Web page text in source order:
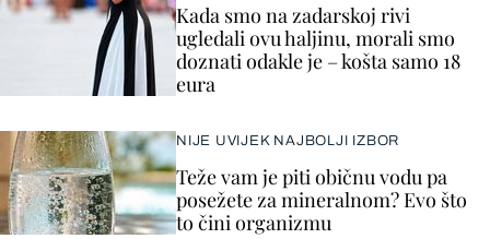
Kada smo na zadarskoj rivi
ugledali ovu haljinu, morali smo
doznati odakle je – košta samo 18
eura
NIJE UVIJEK NAJBOLJI IZBOR
Teže vam je piti običnu vodu pa
posežete za mineralnom? Evo što
to čini organizmu